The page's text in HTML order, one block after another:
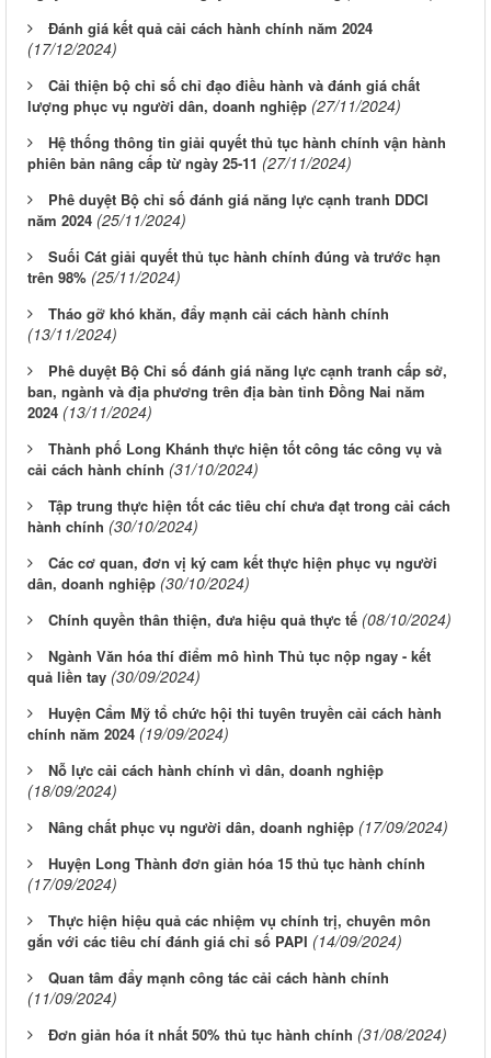
Đánh giá kết quả cải cách hành chính năm 2024
(17/12/2024)
Cải thiện bộ chỉ số chỉ đạo điều hành và đánh giá chất
lượng phục vụ người dân, doanh nghiệp (27/11/2024)
Hệ thống thông tin giải quyết thủ tục hành chính vận hành
phiên bản nâng cấp từ ngày 25-11 (27/11/2024)
Phê duyệt Bộ chỉ số đánh giá năng lực cạnh tranh DDCI
năm 2024 (25/11/2024)
Suối Cát giải quyết thủ tục hành chính đúng và trước hạn
trên 98% (25/11/2024)
Tháo gỡ khó khăn, đẩy mạnh cải cách hành chính
(13/11/2024)
Phê duyệt Bộ Chỉ số đánh giá năng lực cạnh tranh cấp sở,
ban, ngành và địa phương trên địa bàn tỉnh Đồng Nai năm
2024 (13/11/2024)
Thành phố Long Khánh thực hiện tốt công tác công vụ và
cải cách hành chính (31/10/2024)
Tập trung thực hiện tốt các tiêu chí chưa đạt trong cải cách
hành chính (30/10/2024)
Các cơ quan, đơn vị ký cam kết thực hiện phục vụ người
dân, doanh nghiệp (30/10/2024)
Chính quyền thân thiện, đưa hiệu quả thực tế (08/10/2024)
Ngành Văn hóa thí điểm mô hình Thủ tục nộp ngay - kết
quả liền tay (30/09/2024)
Huyện Cẩm Mỹ tổ chức hội thi tuyên truyền cải cách hành
chính năm 2024 (19/09/2024)
Nỗ lực cải cách hành chính vì dân, doanh nghiệp
(18/09/2024)
Nâng chất phục vụ người dân, doanh nghiệp (17/09/2024)
Huyện Long Thành đơn giản hóa 15 thủ tục hành chính
(17/09/2024)
Thực hiện hiệu quả các nhiệm vụ chính trị, chuyên môn
gắn với các tiêu chí đánh giá chỉ số PAPI (14/09/2024)
Quan tâm đẩy mạnh công tác cải cách hành chính
(11/09/2024)
Đơn giản hóa ít nhất 50% thủ tục hành chính (31/08/2024)